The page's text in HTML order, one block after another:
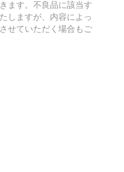
ます。不良品に該当す
しますが、内容によっ
せていただく場合もご